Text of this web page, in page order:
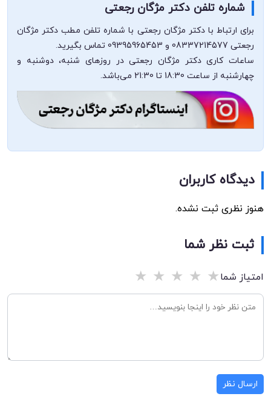
شماره تلفن دکتر مژگان رجعتی
برای ارتباط با دکتر مژگان رجعتی با شماره تلفن مطب دکتر مژگان
رجعتی 08337214577 و 09395965453 تماس بگیرید.
ساعات کاری دکتر مژگان رجعتی در روزهای شنبه، دوشنبه و
چهارشنبه از ساعت 18:30 تا 21:30 می‌باشد.
دیدگاه کاربران
هنوز نظری ثبت نشده.
ثبت نظر شما
امتیاز شما★
★
★
★
★
ارسال نظر